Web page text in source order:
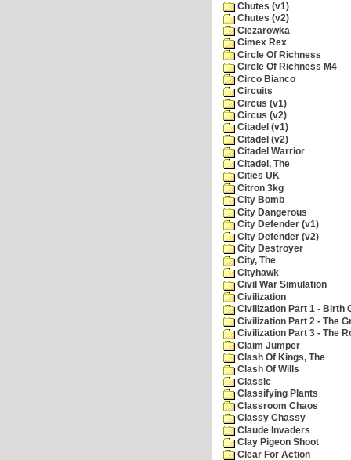
Chutes (v1)
Chutes (v2)
Ciezarowka
Cimex Rex
Circle Of Richness
Circle Of Richness M4
Circo Bianco
Circuits
Circus (v1)
Circus (v2)
Citadel (v1)
Citadel (v2)
Citadel Warrior
Citadel, The
Cities UK
Citron 3kg
City Bomb
City Dangerous
City Defender (v1)
City Defender (v2)
City Destroyer
City, The
Cityhawk
Civil War Simulation
Civilization
Civilization Part 1 - Birth
Civilization Part 2 - The
Civilization Part 3 - The
Claim Jumper
Clash Of Kings, The
Clash Of Wills
Classic
Classifying Plants
Classroom Chaos
Classy Chassy
Claude Invaders
Clay Pigeon Shoot
Clear For Action